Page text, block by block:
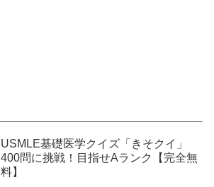
USMLE基礎医学クイズ「きそクイ」
400問に挑戦！目指せAランク【完全無
料】